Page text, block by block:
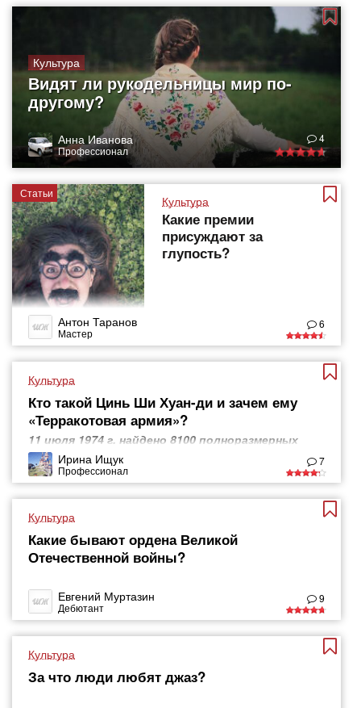
Культура
Видят ли рукодельницы мир по-
другому?
Анна Иванова
Профессионал
4
Статьи
Культура
Какие премии
присуждают за
глупость?
Антон Таранов
Мастер
6
Культура
Кто такой Цинь Ши Хуан-ди и зачем ему
«Терракотовая армия»?
11 июля 1974 г. найдено 8100 полноразмерных
статуй китайских воинов
Ирина Ищук
Профессионал
7
Культура
Какие бывают ордена Великой
Отечественной войны?
Евгений Муртазин
Дебютант
9
Культура
За что люди любят джаз?